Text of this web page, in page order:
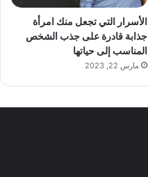
الأسرار التي تجعل منك امرأة
جذابة قادرة على جذب الشخص
المناسب إلى حياتها
مارس 22, 2023